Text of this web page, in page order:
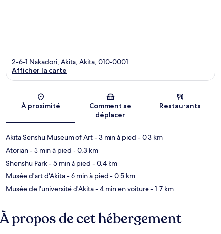
Carte
2-6-1 Nakadori, Akita, Akita, 010-0001
Afficher la carte
À proximité
Comment se
déplacer
Restaurants
Akita Senshu Museum of Art- 3 min à pied - 0.3 km
Atorian- 3 min à pied - 0.3 km
Shenshu Park- 5 min à pied - 0.4 km
Musée d'art d'Akita- 6 min à pied - 0.5 km
Musée de l'université d'Akita- 4 min en voiture- 1.7 km
À propos de cet hébergement